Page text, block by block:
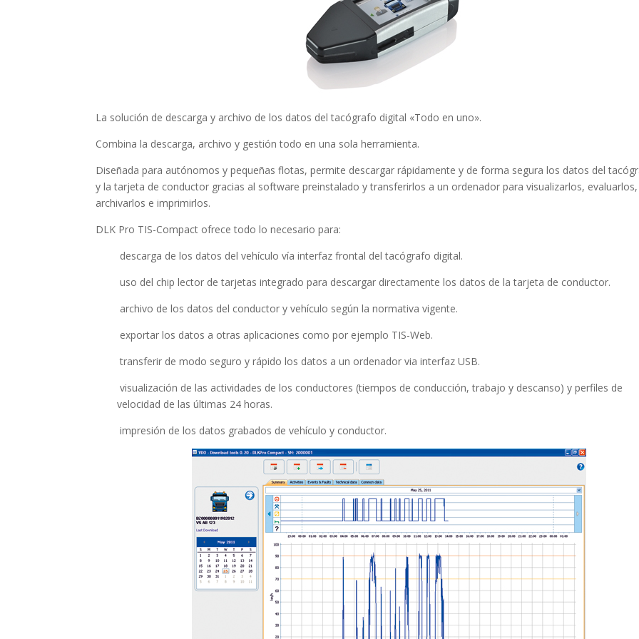
La solución de descarga y archivo de los datos del tacógrafo digital «Todo en uno».
Combina la descarga, archivo y gestión todo en una sola herramienta.
Diseñada para autónomos y pequeñas flotas, permite descargar rápidamente y de forma segura los datos del
y la tarjeta de conductor gracias al software preinstalado y transferirlos a un ordenador para visualizarlos, evaluarlos,
archivarlos e imprimirlos.
DLK Pro TIS-Compact ofrece todo lo necesario para:
descarga de los datos del vehículo vía interfaz frontal del tacógrafo digital.
uso del chip lector de tarjetas integrado para descargar directamente los datos de la tarjeta de conductor.
archivo de los datos del conductor y vehículo según la normativa vigente.
exportar los datos a otras aplicaciones como por ejemplo TIS-Web.
transferir de modo seguro y rápido los datos a un ordenador via interfaz USB.
visualización de las actividades de los conductores (tiempos de conducción, trabajo y descanso) y perfiles de
velocidad de las últimas 24 horas.
impresión de los datos grabados de vehículo y conductor.